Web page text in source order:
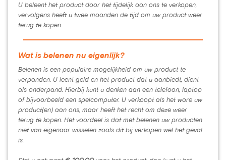
U beleent het product door het tijdelijk aan ons te verkopen,
vervolgens heeft u twee maanden de tijd om uw product weer
terug te kopen.
Wat is belenen nu eigenlijk?
Belenen is een populaire mogelijkheid om uw product te
verpanden. U leent geld en het product dat u aanbiedt, dient
als onderpand. Hierbij kunt u denken aan een telefoon, laptop
of bijvoorbeeld een spelcomputer. U verkoopt als het ware uw
product(en) aan ons, maar heeft het recht om deze weer
terug te kopen. Het voordeel is dat met belenen uw producten
niet van eigenaar wisselen zoals dit bij verkopen wel het geval
is.